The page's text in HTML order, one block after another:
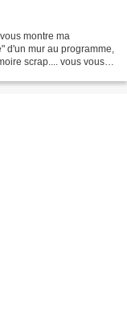
montre ma
d'un mur au programme,
scrap.... vous vous